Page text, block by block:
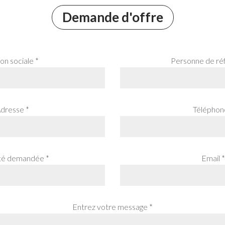
Demande d'offre
sociale * Personne de
*
demandée * Email *
Entrez votre message *